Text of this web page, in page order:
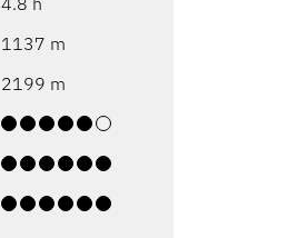
1137 m
2199 m